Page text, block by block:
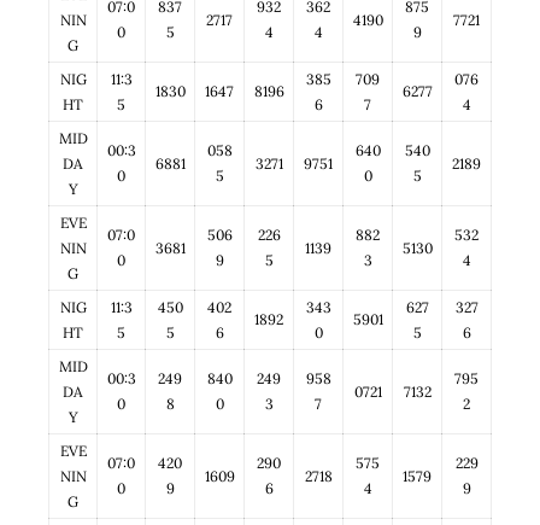
NIN
G
07:0
0
837
5
2717
932
4
362
4
4190
875
9
7721
NIG
HT
11:3
5
1830 1647 8196
385
6
709
7
6277
076
4
MID
DA
Y
00:3
0
6881
058
5
3271 9751
640
0
540
5
2189
EVE
NIN
G
07:0
0
3681
506
9
226
5
1139
882
3
5130
532
4
NIG
HT
11:3
5
450
5
402
6
1892
343
0
5901
627
5
327
6
MID
DA
Y
00:3
0
249
8
840
0
249
3
958
7
0721 7132
795
2
EVE
NIN
G
07:0
0
420
9
1609
290
6
2718
575
4
1579
229
9